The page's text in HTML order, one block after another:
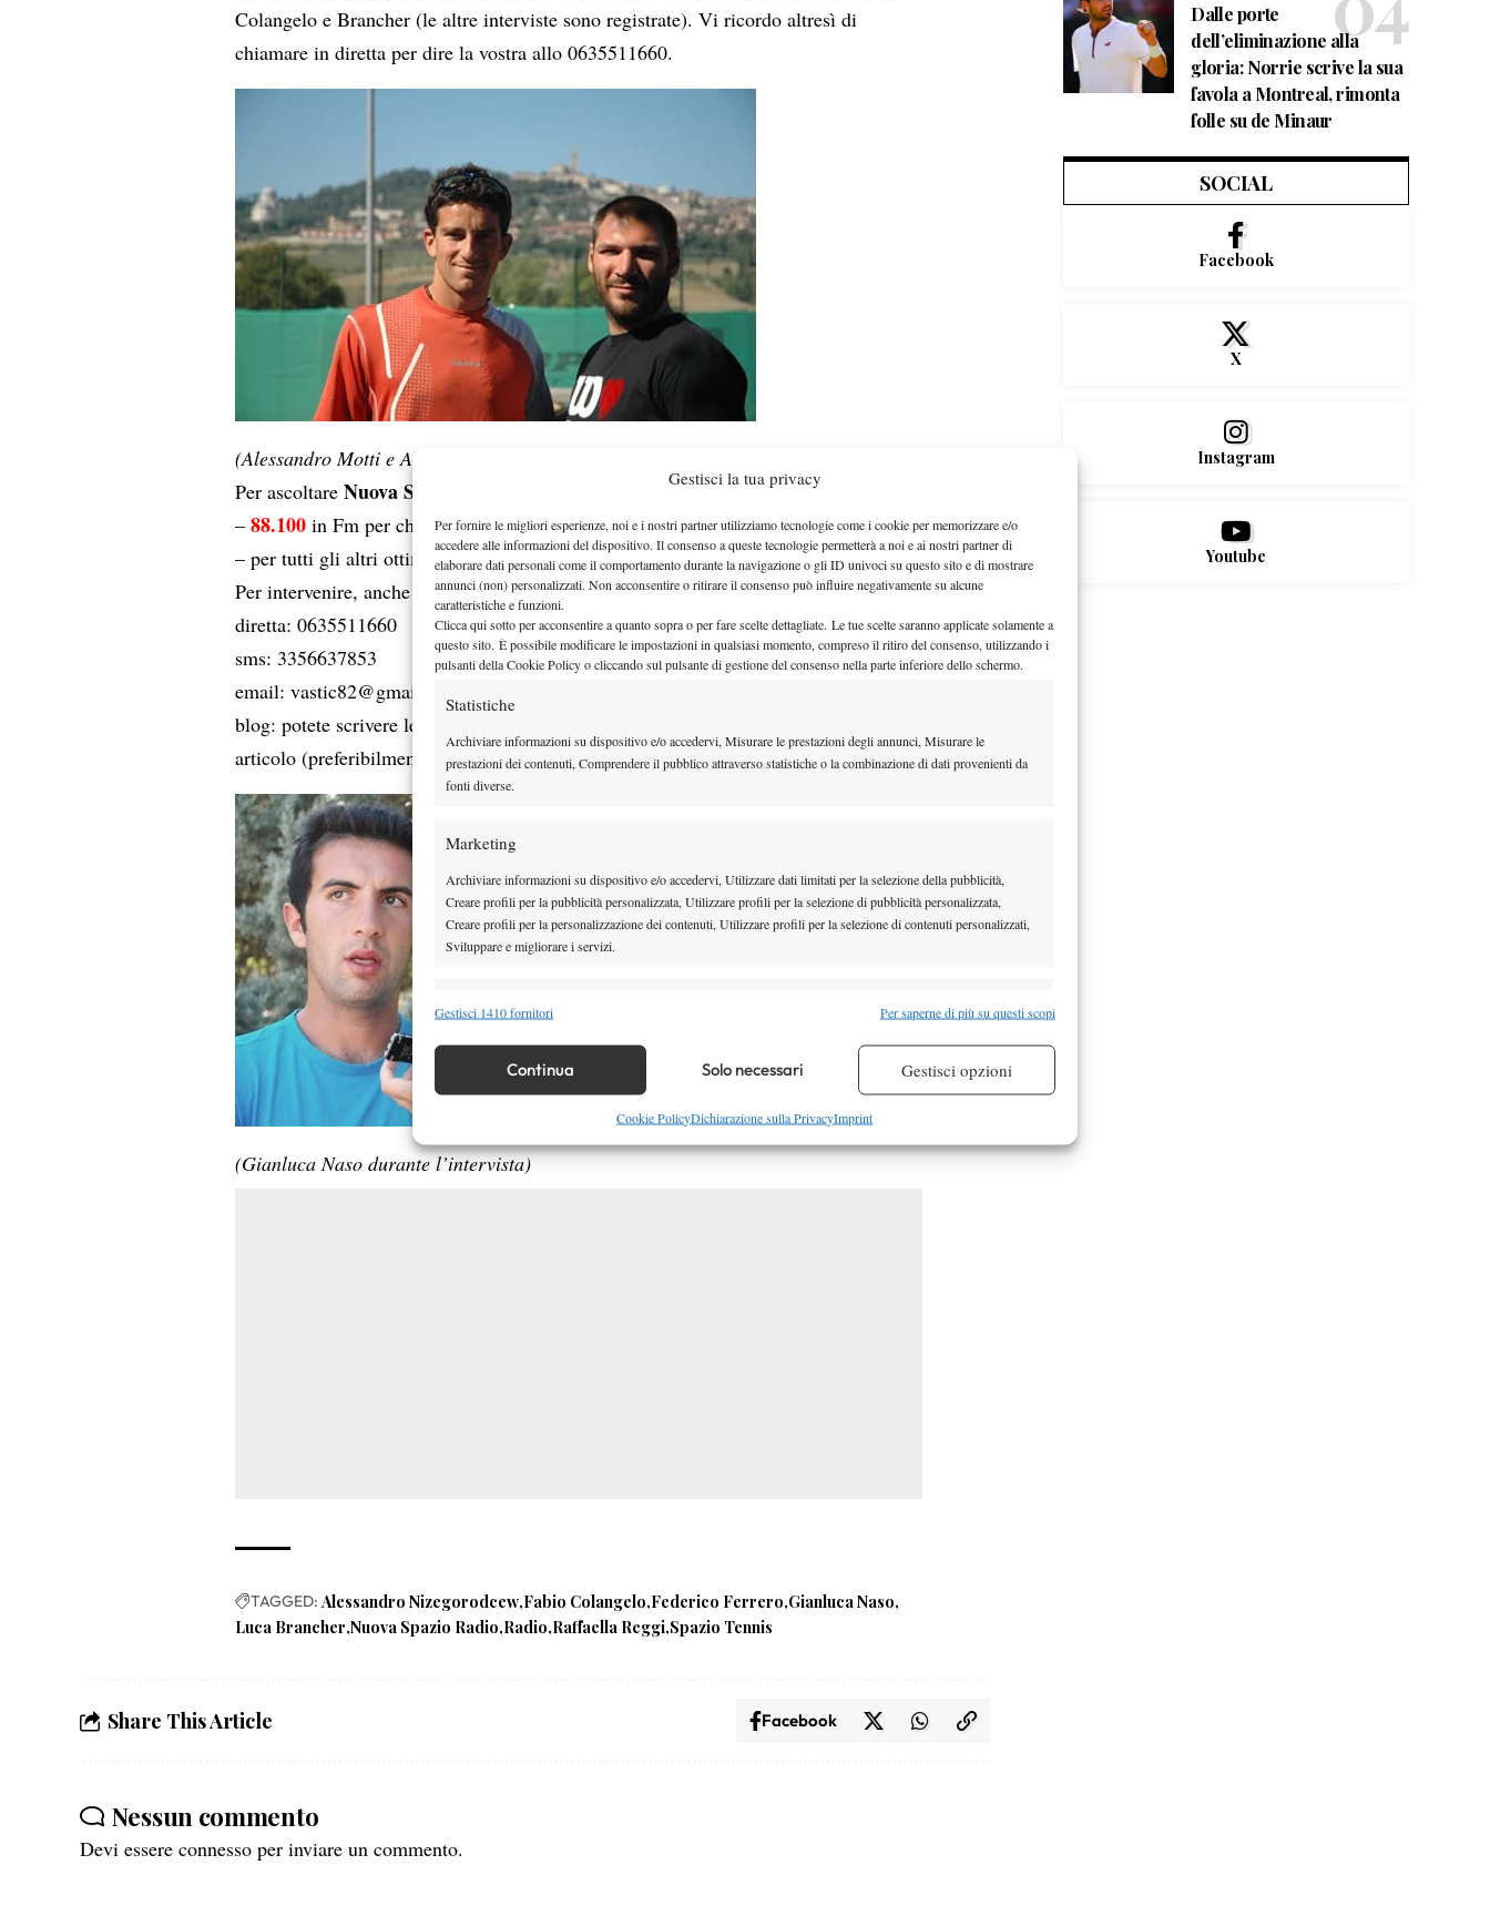
Gestisci la tua privacy
Per fornire le migliori esperienze, noi e i nostri partner utilizziamo tecnologie come i cookie per memorizzare e/o
accedere alle informazioni del dispositivo. Il consenso a queste tecnologie permetterà a noi e ai nostri partner di
elaborare dati personali come il comportamento durante la navigazione o gli ID univoci su questo sito e di mostrare
annunci (non) personalizzati. Non acconsentire o ritirare il consenso può influire negativamente su alcune
caratteristiche e funzioni.
Clicca qui sotto per acconsentire a quanto sopra o per fare scelte dettagliate. Le tue scelte saranno applicate solamente a
questo sito. È possibile modificare le impostazioni in qualsiasi momento, compreso il ritiro del consenso, utilizzando i
pulsanti della Cookie Policy o cliccando sul pulsante di gestione del consenso nella parte inferiore dello schermo.
Statistiche
Archiviare informazioni su dispositivo e/o accedervi, Misurare le prestazioni degli annunci, Misurare le
prestazioni dei contenuti, Comprendere il pubblico attraverso statistiche o la combinazione di dati provenienti da
fonti diverse.
Marketing
Archiviare informazioni su dispositivo e/o accedervi, Utilizzare dati limitati per la selezione della pubblicità,
Creare profili per la pubblicità personalizzata, Utilizzare profili per la selezione di pubblicità personalizzata,
Creare profili per la personalizzazione dei contenuti, Utilizzare profili per la selezione di contenuti personalizzati,
Sviluppare e migliorare i servizi.
Funzionalità
Identificare i dispositivi in base alle informazioni trasmesse automaticamente.
Garantire la sicurezza, prevenire e rilevare frodi, correggere errori,
Erogare e presentare pubblicità e contenuto, Salvare e comunicare le
scelte sulla privacy.
Sempre attivo
Gestisci 1410 fornitori Per saperne di più su questi scopi
Continua Solo necessari Gestisci opzioni
Cookie PolicyDichiarazione sulla PrivacyImprint
Colangelo e Brancher (le altre interviste sono registrate). Vi ricordo altresì di
chiamare in diretta per dire la vostra allo 0635511660.
(Alessandro Motti e Alessandro Nizegorodcew a Todi)
Per ascoltareNuova Spazio Radio
–88.100 in Fm per chi è di Roma
– per tutti gli altri ottimo streaming audio suwww.nuovaspazioradio.it
Per intervenire, anche nel corso della diretta, e porre domande ai nostri ospiti:
diretta: 0635511660
sms: 3356637853
email: vastic82@gmail.com / spaziotennis@gmail.com
blog: potete scrivere le vostre domande anche attraverso i “commenti” a questo
articolo (preferibilmente prima dell’inizio della trasmissione)
(Gianluca Naso durante l’intervista)
TAGGED: Alessandro Nizegorodcew Fabio Colangelo Federico Ferrero Gianluca Naso
Luca Brancher Nuova Spazio Radio Radio Raffaella Reggi Spazio Tennis
Share This Article Facebook
Nessun commento
Devi essere connesso per inviare un commento.
Dalle porte
dell’eliminazione alla
gloria: Norrie scrive la sua
favola a Montreal, rimonta
folle su de Minaur
SOCIAL
Facebook
X
Instagram
Youtube